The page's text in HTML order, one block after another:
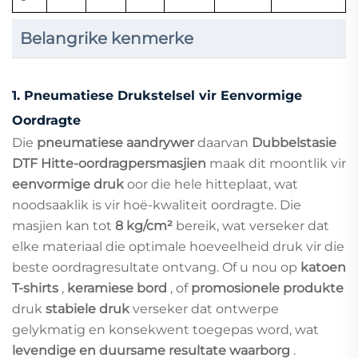
Belangrike kenmerke
1. Pneumatiese Drukstelsel vir Eenvormige
Oordragte
Die pneumatiese aandrywerdaarvan Dubbelstasie
DTF Hitte-oordragpersmasjien maak dit moontlik vir
eenvormige druk oor die hele hitteplaat, wat
noodsaaklik is vir hoë-kwaliteit oordragte. Die
masjien kan tot 8 kg/cm² bereik, wat verseker dat
elke materiaal die optimale hoeveelheid druk vir die
beste oordragresultate ontvang. Of u nou op katoen
T-shirts , keramiese bord , of promosionele produkte
druk stabiele druk verseker dat ontwerpe
gelykmatig en konsekwent toegepas word, wat
levendige en duursame resultate waarborg .